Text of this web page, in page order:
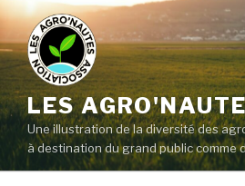
LES
Une illustration de la diversité des
à destination du grand public comme